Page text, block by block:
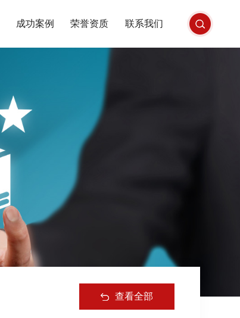
成功案例 荣誉资质 联系我们
查看全部